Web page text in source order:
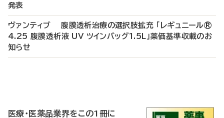
発表
ヴァンティブ 腹膜透析治療の選択肢拡充 「レギュニール®
4.25 腹膜透析液 UV ツインバッグ1.5L」薬価基準収載のお
知らせ
医療・医薬品業界をこの1冊に